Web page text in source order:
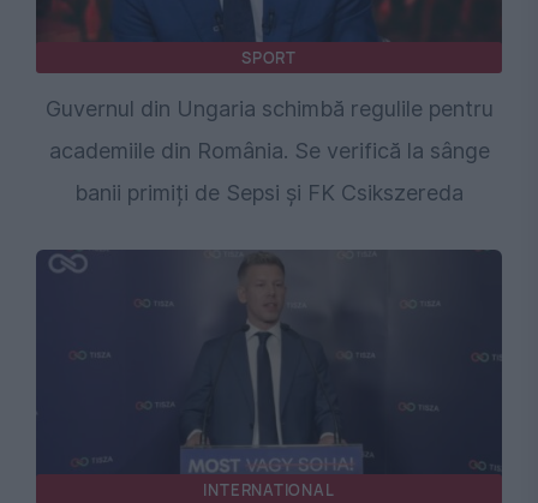
SPORT
Guvernul din Ungaria schimbă regulile pentru
academiile din România. Se verifică la sânge
banii primiți de Sepsi și FK Csikszereda
INTERNATIONAL